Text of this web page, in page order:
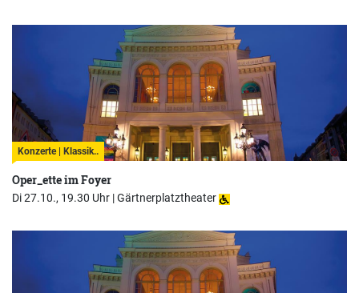
Konzerte | Klassik..
Oper_ette im Foyer
Di 27.10., 19.30 Uhr |Gärtnerplatztheater